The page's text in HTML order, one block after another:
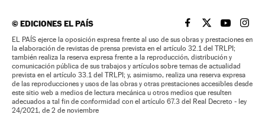
©EDICIONES EL PAÍS EL PAÍS BRASIL EN
EL PAÍSEL PAÍS
EL
EL PAÍS ejerce la oposición expresa frente al uso de sus obras y prestaciones en
la elaboración de revistas de prensa prevista en el artículo 32.1 del TRLPI;
también realiza la reserva expresa frente a la reproducción, distribución y
comunicación pública de sus trabajos y artículos sobre temas de actualidad
prevista en el artículo 33.1 del TRLPI; y, asimismo, realiza una reserva expresa
de las reproducciones y usos de las obras y otras prestaciones accesibles desde
este sitio web a medios de lectura mecánica u otros medios que resulten
adecuados a tal fin de conformidad con el artículo 67.3 del Real Decreto - ley
24/2021, de 2 de noviembre